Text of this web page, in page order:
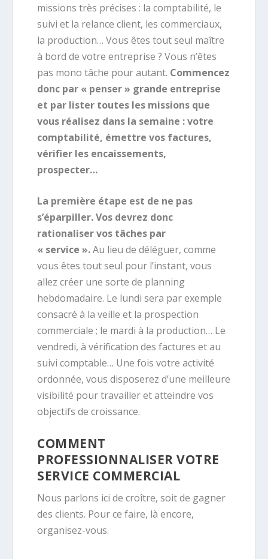
missions très précises : la comptabilité, le
suivi et la relance client, les commerciaux,
la production… Vous êtes tout seul maître
à bord de votre entreprise ? Vous n’êtes
pas mono tâche pour autant. Commencez
donc par « penser » grande entreprise
et par lister toutes les missions que
vous réalisez dans la semaine : votre
comptabilité, émettre vos factures,
vérifier les encaissements,
prospecter…
La première étape est de ne pas
s’éparpiller. Vos devrez donc
rationaliser vos tâches par
« service ».Au lieu de déléguer, comme
vous êtes tout seul pour l’instant, vous
allez créer une sorte de planning
hebdomadaire. Le lundi sera par exemple
consacré à la veille et la prospection
commerciale ; le mardi à la production… Le
vendredi, à vérification des factures et au
suivi comptable… Une fois votre activité
ordonnée, vous disposerez d’une meilleure
visibilité pour travailler et atteindre vos
objectifs de croissance.
COMMENT
PROFESSIONNALISER VOTRE
SERVICE COMMERCIAL
Nous parlons ici de croître, soit de gagner
des clients. Pour ce faire, là encore,
organisez-vous.